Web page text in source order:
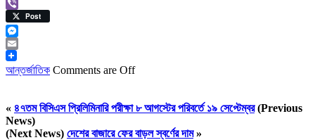
ViberPost
Messenger
Email
আন্তর্জাতিক Comments are Off
« ৪৭তম বিসিএস প্রিলিমিনারি পরীক্ষা ৮ আগস্টের পরিবর্তে ১৯ সেপ্টেম্বর(Previous
News)
(Next News) দেশের বাজারে ফের বাড়ল স্বর্ণের দাম»